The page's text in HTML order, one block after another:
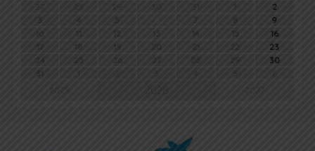
27
28 29 30 31 1
2
3
4 5 7 8
9
10
11 12 13 14 15
16
17
18 19 20 21 22
23
24
25 26 27 28 29
30
31
1 3 5 6
2025 2027